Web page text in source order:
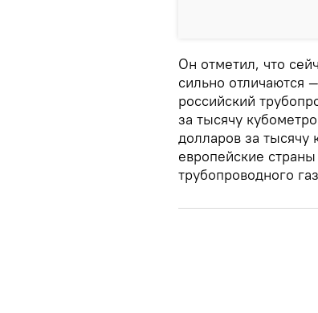
Он отметил, что
сильно отличаются
российский
за тысячу
долларов за тысячу
европейские
трубопроводного